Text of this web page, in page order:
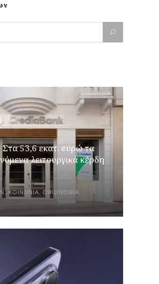
53,6 εκατ. ευρώ τα
λειτουργικά κέρδη
, ΚΟΙΝΩΝΊΑ,ΟΙΚΟΝΟΜΊΑ,